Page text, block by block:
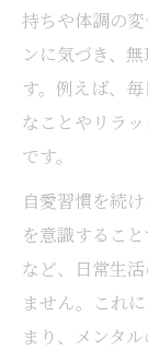
メン
心の
自愛
メン
無理なく
毎日
セル
法
持ちや体調の
ンに気づき、
す。例えば、
なことやリラ
です。
自愛習慣を続
を意識するこ
など、日常生
ません。これ
まり、メンタル